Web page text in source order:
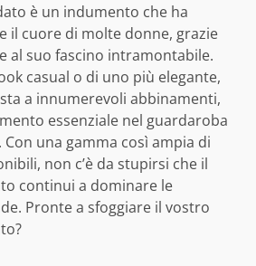
è un indumento che ha
il cuore di molte donne, grazie
al suo fascino intramontabile.
casual o di uno più elegante,
a innumerevoli abbinamenti,
essenziale nel guardaroba
una gamma così ampia di
non c’è da stupirsi che il
continui a dominare le
Pronte a sfoggiare il vostro